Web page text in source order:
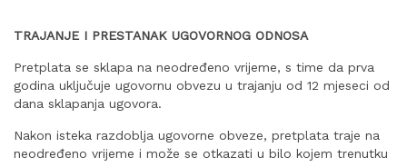
TRAJANJE I PRESTANAK UGOVORNOG ODNOSA
Pretplata se sklapa na neodređeno vrijeme, s time da prva
godina uključuje ugovornu obvezu u trajanju od 12 mjeseci od
dana sklapanja ugovora.
Nakon isteka razdoblja ugovorne obveze, pretplata traje na
neodređeno vrijeme i može se otkazati u bilo kojem trenutku